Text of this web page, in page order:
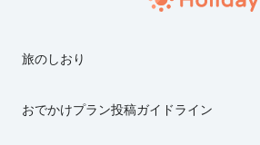
旅のしおり
おでかけプラン投稿ガイドライン